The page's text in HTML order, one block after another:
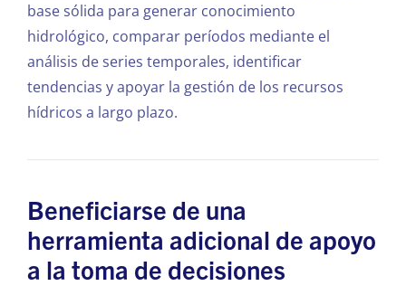
base sólida para generar conocimiento
hidrológico, comparar períodos mediante el
análisis de series temporales, identificar
tendencias y apoyar la gestión de los recursos
hídricos a largo plazo.
Beneficiarse de una
herramienta adicional de apoyo
a la toma de decisiones